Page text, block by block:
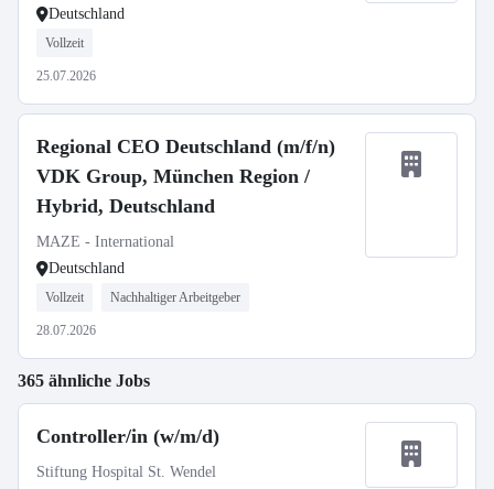
Deutschland
Vollzeit
25.07.2026
Regional CEO Deutschland (m/f/n)
VDK Group, München Region /
Hybrid, Deutschland
MAZE - International
Deutschland
Vollzeit Nachhaltiger Arbeitgeber
28.07.2026
365 ähnliche Jobs
Controller/in (w/m/d)
Stiftung Hospital St. Wendel